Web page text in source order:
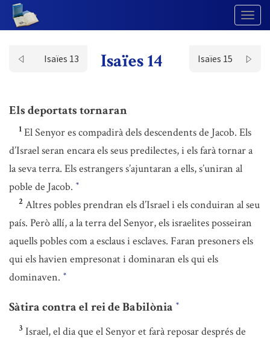
Isaïes 13 Isaïes 14 Isaïes 15
Els deportats tornaran
1 El Senyor es compadirà dels descendents de Jacob. Els
d’Israel seran encara els seus predilectes, i els farà tornar a
la seva terra. Els estrangers s’ajuntaran a ells, s’uniran al
poble de Jacob. *
2 Altres pobles prendran els d’Israel i els conduiran al seu
país. Però allí, a la terra del Senyor, els israelites posseiran
aquells pobles com a esclaus i esclaves. Faran presoners els
qui els havien empresonat i dominaran els qui els
dominaven. *
Sàtira contra el rei de Babilònia *
3 Israel, el dia que el Senyor et farà reposar després de